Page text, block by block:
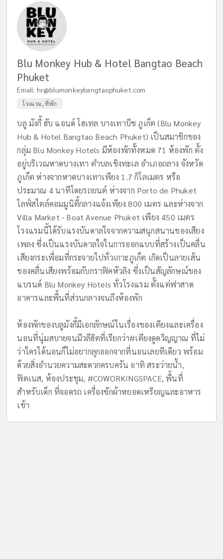
Blu Monkey Hub & Hotel Bangtao Beach
Phuket
Email: hr@blumonkeybangtaophuket.com
โรงแรม, ที่พัก
บลู มังกี้ ฮับ แอนด์ โฮเทล บางเทาบีช ภูเก็ต (Blu Monkey
Hub & Hotel Bangtao Beach Phuket) เป็นสมาชิกของ
กลุ่ม Blu Monkey Hotels มีห้องพักทั้งหมด 71 ห้องพัก ตั้ง
อยู่บริเวณหาดบางเทา ตำบลเชิงทะเล อำเภอถลาง จังหวัด
ภูเก็ต ห่างจากหาดบางเทาเพียง 1.7 กิโลเมตร หรือ
ประมาณ 4 นาทีโดยรถยนต์ ห่างจาก Porto de Phuket
ไลฟ์สไตล์คอมมูนิตี้กลางแจ้งเพียง 800 เมตร และห่างจาก
Villa Market - Boat Avenue Phuket เพียง 450 เมตร
โรงแรมนี้ได้รับแรงบันดาลใจจากความสนุกสนานของเสียง
เพลง ซึ่งเป็นแรงบันดาลใจในการออกแบบที่สร้างเป็นคลื่น
เสียงกระเพื่อมที่กระจายไปทั่วเกาะภูเก็ต เกิดเป็นลายเส้น
ของคลื่นเสียงพร้อมกับกราฟิคหัวลิง ซึ่งเป็นสัญลักษณ์ของ
แบรนด์ Blu Monkey Hotels ทั่วโรงแรม ตั้งแต่ฟาสาด
อาคารและพื้นที่ส่วนกลางจนถึงห้องพัก
ห้องพักของบลูมังกี้มีเอกลักษณ์ในเรื่องของเตียงและเครื่อง
นอนที่นุ่มสบายจนมีวลีฮิตที่เรียกว่า#เตียงดูดวิญญาณ ที่ไม่
ว่าใครได้นอนก็ไม่อยากลุกออกจากที่นอนเลยทีเดียว พร้อม
ด้วยสิ่งอำนวยความสะดวกครบครัน อาทิ สระว่ายน้ำ,
ฟิตเนส, ห้องประชุม, #COWORKINGSPACE, พื้นที่
สำหรับเด็ก ที่จอดรถ เครื่องซักผ้าหยอดเหรียญและอาหาร
เช้า